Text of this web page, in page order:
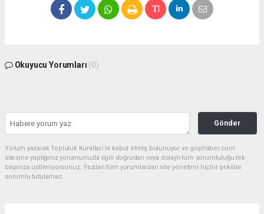
Okuyucu Yorumları (0)
Gönder
Yorum yazarak Topluluk Kuralları’nı kabul etmiş bulunuyor ve gophaber.com
sitesine yaptığınız yorumunuzla ilgili doğrudan veya dolaylı tüm sorumluluğu tek
başınıza üstleniyorsunuz. Yazılan tüm yorumlardan site yönetimi hiçbir şekilde
sorumlu tutulamaz.